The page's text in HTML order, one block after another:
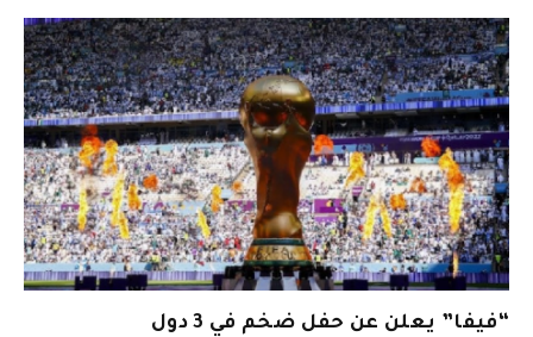
“فيفا” يعلن عن حفل ضخم في 3 دول